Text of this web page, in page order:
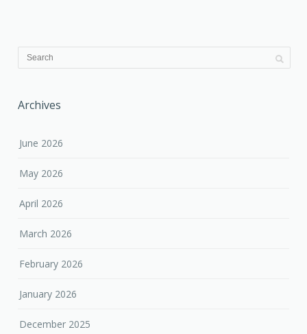
Archives
June 2026
May 2026
April 2026
March 2026
February 2026
January 2026
December 2025